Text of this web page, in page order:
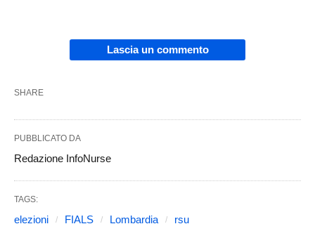
Lascia un commento
SHARE
PUBBLICATO DA
Redazione InfoNurse
TAGS:
elezioni FIALS Lombardia rsu